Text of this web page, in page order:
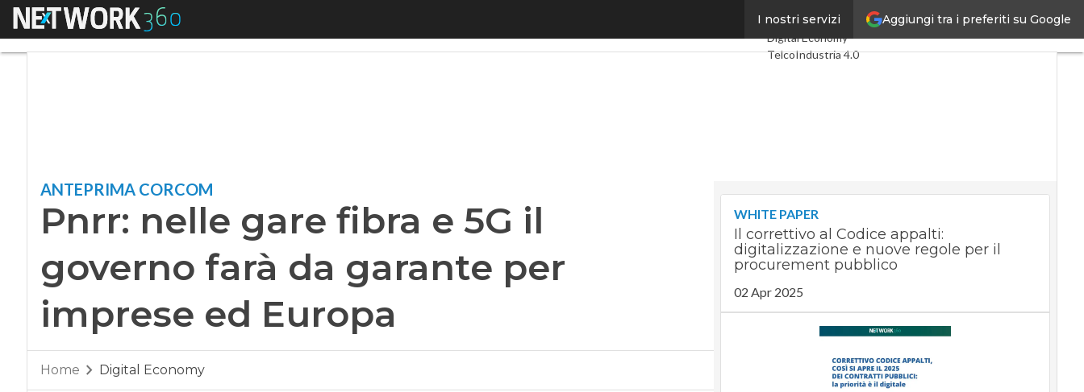
Aggiungi tra i preferiti su Google
I nostri servizi
Menu Pnrr: nelle gare fibra e 5G il governo farà da garante per imprese ed EuropaUltimi articoli
Digital Economy
TelcoIndustria 4.0
ANTEPRIMA CORCOM
Pnrr: nelle gare fibra e 5G il
governo farà da garante per
imprese ed Europa
Home Digital Economy
WHITE PAPER
Il correttivo al Codice appalti:
digitalizzazione e nuove regole per il
procurement pubblico
02 Apr 2025